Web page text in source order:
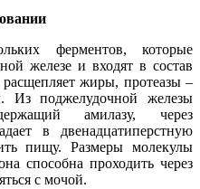
ферментов, которые
железе и входят в состав
расщепляет жиры, протеазы –
Из поджелудочной железы
амилазу, через
в двенадцатиперстную
пищу. Размеры молекулы
способна проходить через
с мочой.